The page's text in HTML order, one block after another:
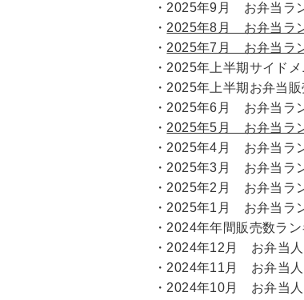
・ 2025年9月 お弁当ラ
・ 2025年8月 お弁当ラ
・ 2025年7月 お弁当ラ
・ 2025年上半期サイド
・ 2025年上半期お弁当
・ 2025年6月 お弁当ラ
・ 2025年5月 お弁当ラ
・ 2025年4月 お弁当ラ
・ 2025年3月 お弁当ラ
・ 2025年2月 お弁当ラ
・ 2025年1月 お弁当ラ
・ 2024年年間販売数ラ
・ 2024年12月 お弁当人
・ 2024年11月 お弁当人
・ 2024年10月 お弁当人